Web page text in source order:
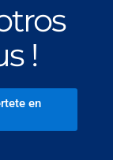
!
en